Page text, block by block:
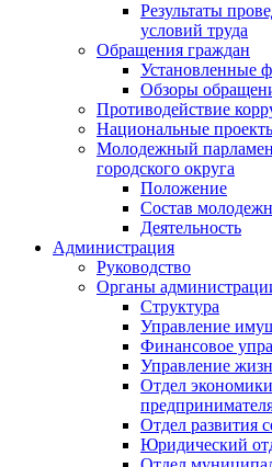
Результаты
условий труда
Обращения граждан
Установленные
Обзоры
Противодействие
Национальные
Молодежный
городского округа
Положение
Состав
Деятельность
Администрация
Руководство
Органы
Структура
Управление
Финансовое
Управление
Отдел
Отдел развития
Юридический